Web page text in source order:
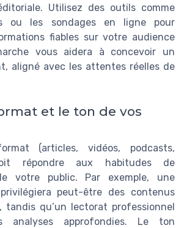
Utilisez des outils comme
ou les sondages en ligne pour
fiables sur votre audience
vous aidera à concevoir un
aligné avec les attentes réelles de
et le ton de vos
(articles, vidéos, podcasts,
répondre aux habitudes de
votre public. Par exemple, une
peut-être des contenus
tandis qu’un lectorat professionnel
analyses approfondies. Le ton